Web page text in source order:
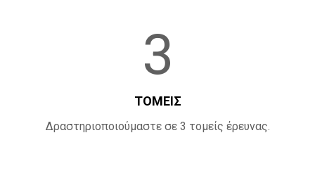
3
ΤΟΜΕΙΣ
Δραστηριοποιούμαστε σε 3 τομείς έρευνας.